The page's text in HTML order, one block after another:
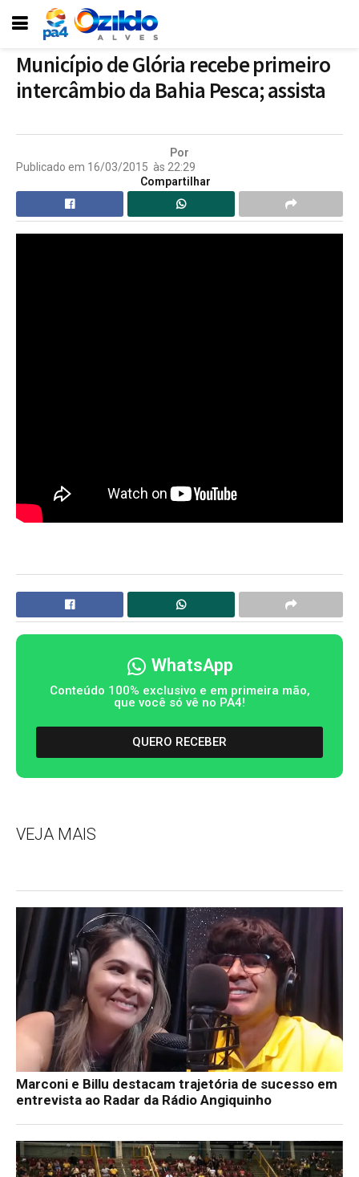
Município de Glória recebe primeiro
intercâmbio da Bahia Pesca; assista
Por
Publicado em 16/03/2015 às 22:29
Compartilhar
WhatsApp
Conteúdo 100% exclusivo e em primeira mão,
que você só vê no PA4!
QUERO RECEBER
VEJA MAIS
Marconi e Billu destacam trajetória de sucesso em
entrevista ao Radar da Rádio Angiquinho